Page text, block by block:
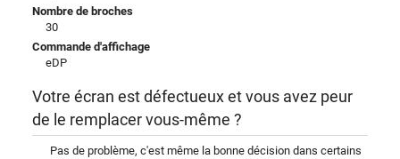
Nombre de broches
30
Commande d'affichage
eDP
Votre écran est défectueux et vous avez peur
de le remplacer vous-même ?
Pas de problème, c'est même la bonne décision dans certains